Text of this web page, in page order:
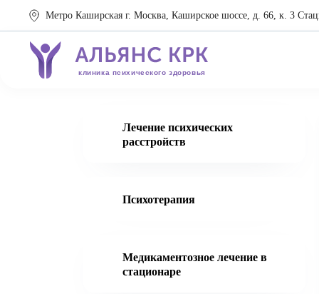
Метро Каширская г. Москва, Каширское шоссе, д. 66, к. 3
клиника психического здоровья
Лечение психических
расстройств
Психотерапия
Медикаментозное лечение в
стационаре